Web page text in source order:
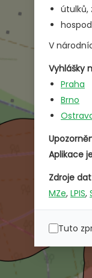
útulků,
V
Vyhlášky
Praha
Brno
Aplikace
Zdroje dat
MZe, LPIS,
Tuto